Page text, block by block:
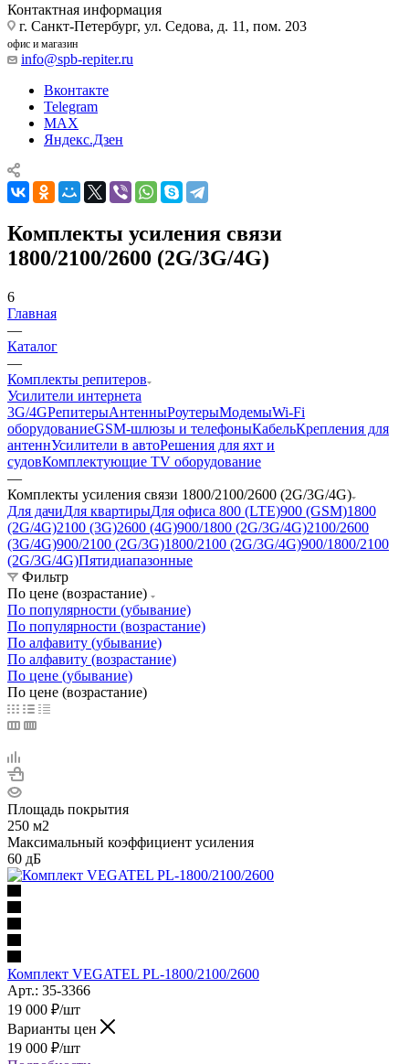
Контактная информация
г. Санкт-Петербург, ул. Седова, д. 11, пом. 203
офис и магазин
info@spb-repiter.ru
Вконтакте
Telegram
MAX
Яндекс.Дзен
Комплекты усиления связи
1800/2100/2600 (2G/3G/4G)
6
Главная
—
Каталог
—
Комплекты репитеров
Усилители интернета
3G/4GРепитерыАнтенныРоутерыМодемыWi-Fi
оборудованиеGSM-шлюзы и телефоныКабельКрепления для
антеннУсилители в автоРешения для яхт и
судовКомплектующие TV оборудование
—
Комплекты усиления связи 1800/2100/2600 (2G/3G/4G)
Для дачиДля квартирыДля офиса 800 (LTE)900 (GSM)1800
(2G/4G)2100 (3G)2600 (4G)900/1800 (2G/3G/4G)2100/2600
(3G/4G)900/2100 (2G/3G)1800/2100 (2G/3G/4G)900/1800/2100
(2G/3G/4G)Пятидиапазонные
Фильтр
По цене (возрастание)
По популярности (убывание)
По популярности (возрастание)
По алфавиту (убывание)
По алфавиту (возрастание)
По цене (убывание)
По цене (возрастание)
Площадь покрытия
250 м2
Максимальный коэффициент усиления
60 дБ
Комплект VEGATEL PL-1800/2100/2600
Арт.: 35-3366
19 000 ₽/шт
Варианты цен
19 000 ₽/шт